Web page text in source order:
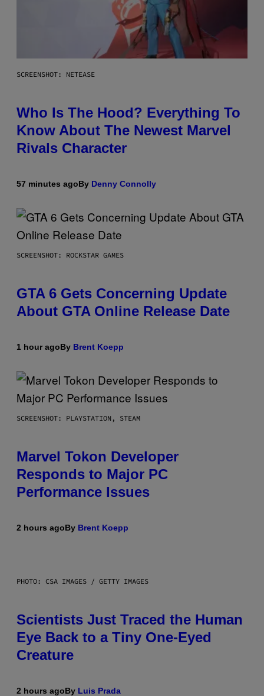
SCREENSHOT: NETEASE
Who Is The Hood? Everything To
Know About The Newest Marvel
Rivals Character
57 minutes agoBy Denny Connolly
SCREENSHOT: ROCKSTAR GAMES
GTA 6 Gets Concerning Update
About GTA Online Release Date
1 hour agoBy Brent Koepp
SCREENSHOT: PLAYSTATION, STEAM
Marvel Tokon Developer
Responds to Major PC
Performance Issues
2 hours agoBy Brent Koepp
PHOTO: CSA IMAGES / GETTY IMAGES
Scientists Just Traced the Human
Eye Back to a Tiny One-Eyed
Creature
2 hours agoBy Luis Prada